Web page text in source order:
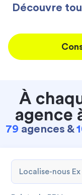
Découvre
À
agence
79 agences &